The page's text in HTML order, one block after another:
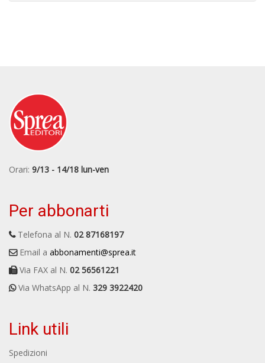
Orari: 9/13 - 14/18 lun-ven
Per abbonarti
Telefona al N. 02 87168197
Email a abbonamenti@sprea.it
Via FAX al N. 02 56561221
Via WhatsApp al N. 329 3922420
Link utili
Spedizioni